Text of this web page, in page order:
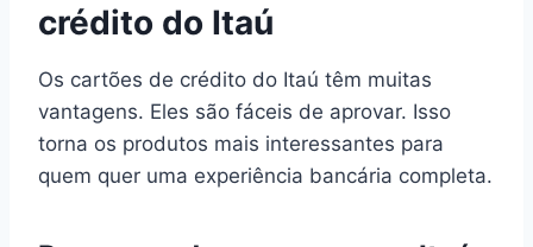
crédito do Itaú
Os cartões de crédito do Itaú têm muitas
vantagens. Eles são fáceis de aprovar. Isso
torna os produtos mais interessantes para
quem quer uma experiência bancária completa.